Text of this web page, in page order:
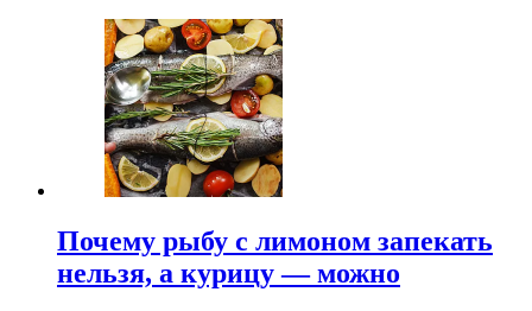
Почему рыбу с лимоном запекать
нельзя, а курицу — можно